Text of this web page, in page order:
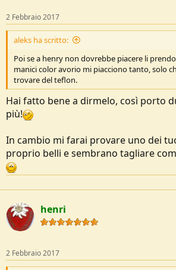
s
:
2 Febbraio 2017
aleks ha scritto:
Poi se a henry non dovrebbe piacere li
manici color avorio mi piacciono tanto, solo
trovare del teflon.
Hai fatto bene a dirmelo, così porto
più!
In cambio mi farai provare uno dei
proprio belli e sembrano tagliare
henri
2 Febbraio 2017